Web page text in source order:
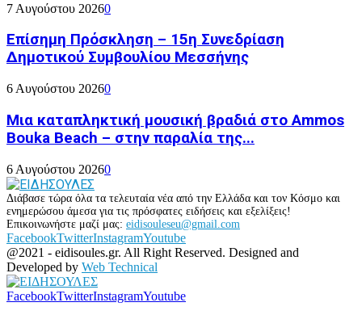
7 Αυγούστου 20260
Επίσημη Πρόσκληση – 15η Συνεδρίαση
Δημοτικού Συμβουλίου Μεσσήνης
6 Αυγούστου 20260
Μια καταπληκτική μουσική βραδιά στο Ammos
Bouka Beach – στην παραλία της...
6 Αυγούστου 20260
Διάβασε τώρα όλα τα τελευταία νέα από την Ελλάδα και τον Κόσμο και
ενημερώσου άμεσα για τις πρόσφατες ειδήσεις και εξελίξεις!
Επικοινωνήστε μαζί μας: eidisouleseu@gmail.com
FacebookTwitterInstagramYoutube
@2021 - eidisoules.gr. All Right Reserved. Designed and
Developed by Web Technical
FacebookTwitterInstagramYoutube